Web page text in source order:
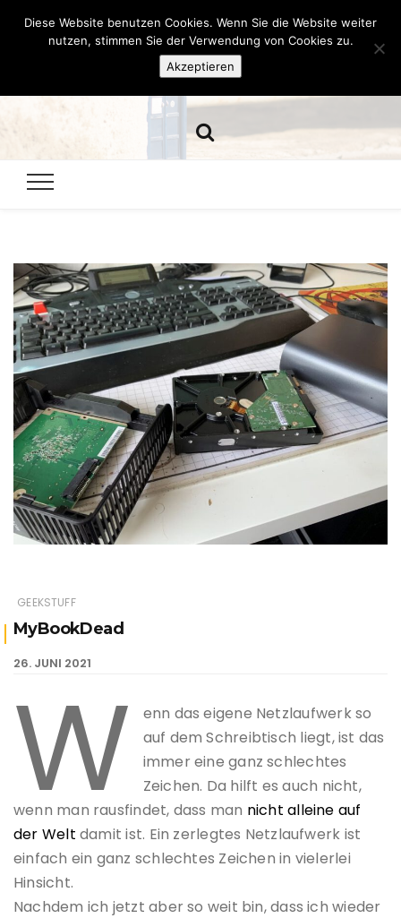
Hazamelistan
GEEKSTUFF
MyBookDead
26. JUNI 2021
W
enn das eigene Netzlaufwerk so
auf dem Schreibtisch liegt, ist das
immer eine ganz schlechtes
Zeichen. Da hilft es auch nicht,
wenn man rausfindet, dass man nicht alleine auf
der Welt damit ist. Ein zerlegtes Netzlaufwerk ist
einfach ein ganz schlechtes Zeichen in vielerlei
Hinsicht.
Nachdem ich jetzt aber so weit bin, dass ich wieder
Diese Website benutzen Cookies. Wenn Sie die Website weiter
nutzen, stimmen Sie der Verwendung von Cookies zu.
Akzeptieren